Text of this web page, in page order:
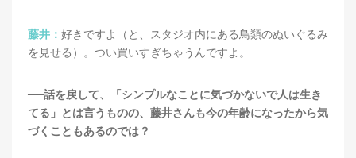
藤井： 好きですよ（と、スタジオ内にある鳥類のぬいぐるみ
を見せる）。つい買いすぎちゃうんですよ。
──話を戻して、「シンプルなことに気づかないで人は生き
てる」とは言うものの、藤井さんも今の年齢になったから気
づくこともあるのでは？